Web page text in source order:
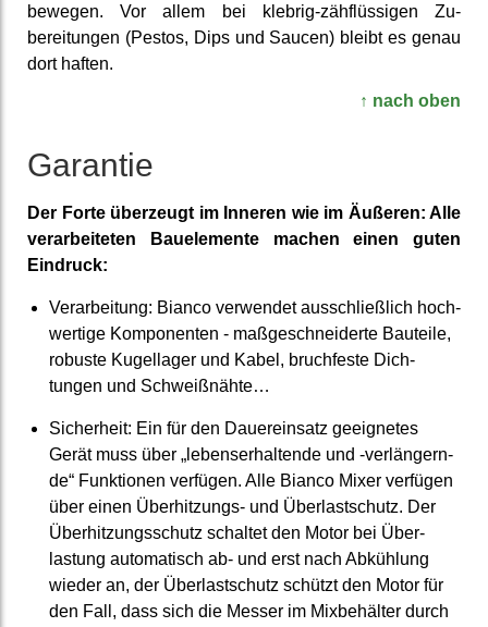
bewegen. Vor allem bei klebrig-zäh­flüssigen Zu­
bereitungen (Pestos, Dips und Saucen) bleibt es genau
dort haften.
↑ nach oben
Garantie
Der Forte überzeugt im Inneren wie im Äußeren: Alle
ver­arbeite­ten Bau­elemente machen einen guten
Eindruck:
Ver­arbei­tung: Bianco verwendet aus­schließ­lich hoch­
wertige Kom­ponenten - maß­geschneider­te Bauteile,
robuste Kugel­lager und Kabel, bruch­feste Dich­
tungen und Schweiß­nähte…
Sicher­heit: Ein für den Dauer­einsatz ge­eigne­tes
Gerät muss über „lebens­erhal­tende und -ver­längern­
de“ Funk­tionen verfügen. Alle Bianco Mixer verfügen
über einen Über­hitzungs- und Über­last­schutz. Der
Über­hitzungs­schutz schaltet den Motor bei Über­
lastung auto­matisch ab- und erst nach Ab­kühlung
wieder an, der Überlast­schutz schützt den Motor für
den Fall, dass sich die Messer im Mix­behälter durch